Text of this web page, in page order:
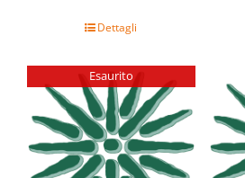
Dettagli
Esaurito